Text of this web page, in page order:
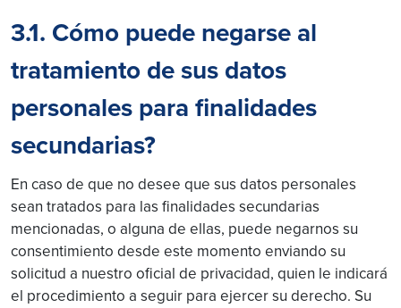
3.1. Cómo puede negarse al
tratamiento de sus datos
personales para finalidades
secundarias?
En caso de que no desee que sus datos personales
sean tratados para las finalidades secundarias
mencionadas, o alguna de ellas, puede negarnos su
consentimiento desde este momento enviando su
solicitud a nuestro oficial de privacidad, quien le indicará
el procedimiento a seguir para ejercer su derecho. Su